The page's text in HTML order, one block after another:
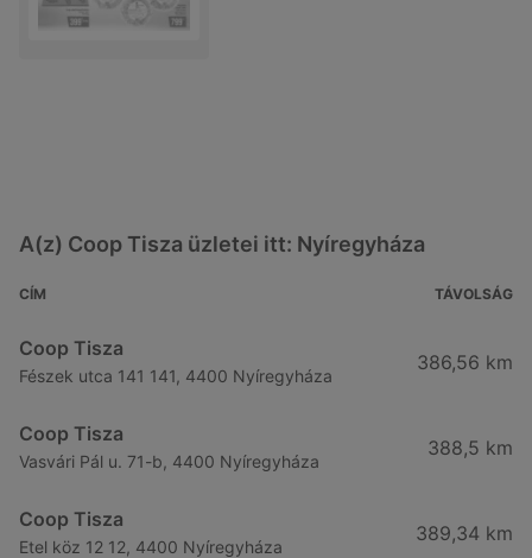
A(z) Coop Tisza üzletei itt: Nyíregyháza
CÍM TÁVOLSÁG
Coop Tisza
Fészek utca 141 141, 4400 Nyíregyháza
386,56 km
Coop Tisza
Vasvári Pál u. 71-b, 4400 Nyíregyháza
388,5 km
Coop Tisza
Etel köz 12 12, 4400 Nyíregyháza
389,34 km